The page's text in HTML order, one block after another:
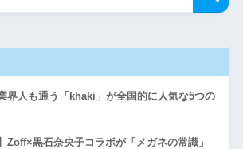
界人も通う「khaki」が全国的に人気な5つの
Zoff×黒石奈央子コラボが「メガネの常識」